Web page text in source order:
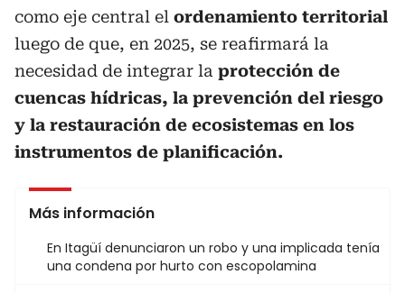
como eje central el ordenamiento territorial
luego de que, en 2025, se reafirmará la
necesidad de integrar la protección de
cuencas hídricas, la prevención del riesgo
y la restauración de ecosistemas en los
instrumentos de planificación.
Más información
En Itagüí denunciaron un robo y una implicada tenía
una condena por hurto con escopolamina